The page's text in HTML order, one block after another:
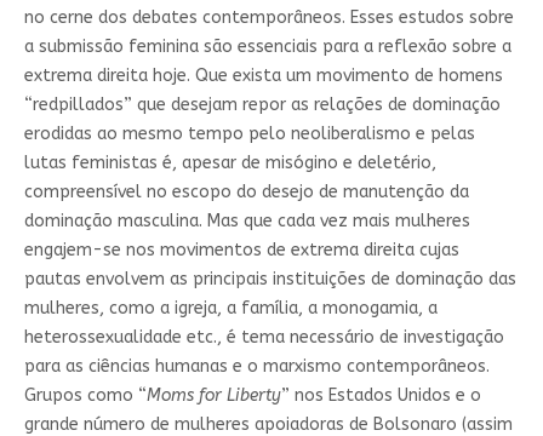
no cerne dos debates contemporâneos. Esses estudos sobre
a submissão feminina são essenciais para a reflexão sobre a
extrema direita hoje. Que exista um movimento de homens
“redpillados” que desejam repor as relações de dominação
erodidas ao mesmo tempo pelo neoliberalismo e pelas
lutas feministas é, apesar de misógino e deletério,
compreensível no escopo do desejo de manutenção da
dominação masculina. Mas que cada vez mais mulheres
engajem-se nos movimentos de extrema direita cujas
pautas envolvem as principais instituições de dominação das
mulheres, como a igreja, a família, a monogamia, a
heterossexualidade etc., é tema necessário de investigação
para as ciências humanas e o marxismo contemporâneos.
Grupos como “Moms for Liberty” nos Estados Unidos e o
grande número de mulheres apoiadoras de Bolsonaro (assim